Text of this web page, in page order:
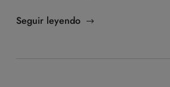
Seguir leyendo